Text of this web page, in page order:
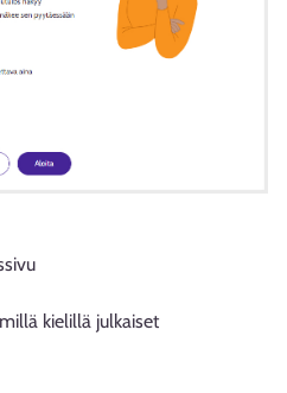
kielillä julkaiset